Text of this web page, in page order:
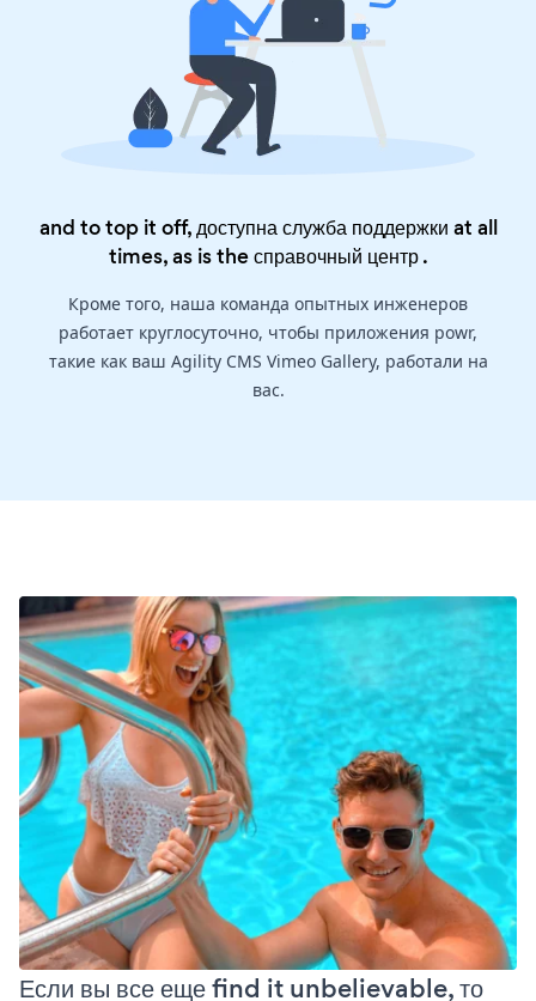
and to top it off, доступна служба поддержки at all
times, as is theсправочный центр.
Кроме того, наша команда опытных инженеров
работает круглосуточно, чтобы приложения powr,
такие как ваш Agility CMS Vimeo Gallery, работали на
вас.
Если вы все еще find it unbelievable, то